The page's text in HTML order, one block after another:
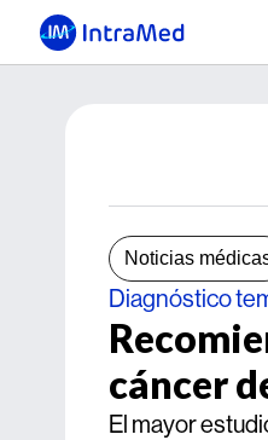
Noticias
Diagnóstico
cáncer
El mayor